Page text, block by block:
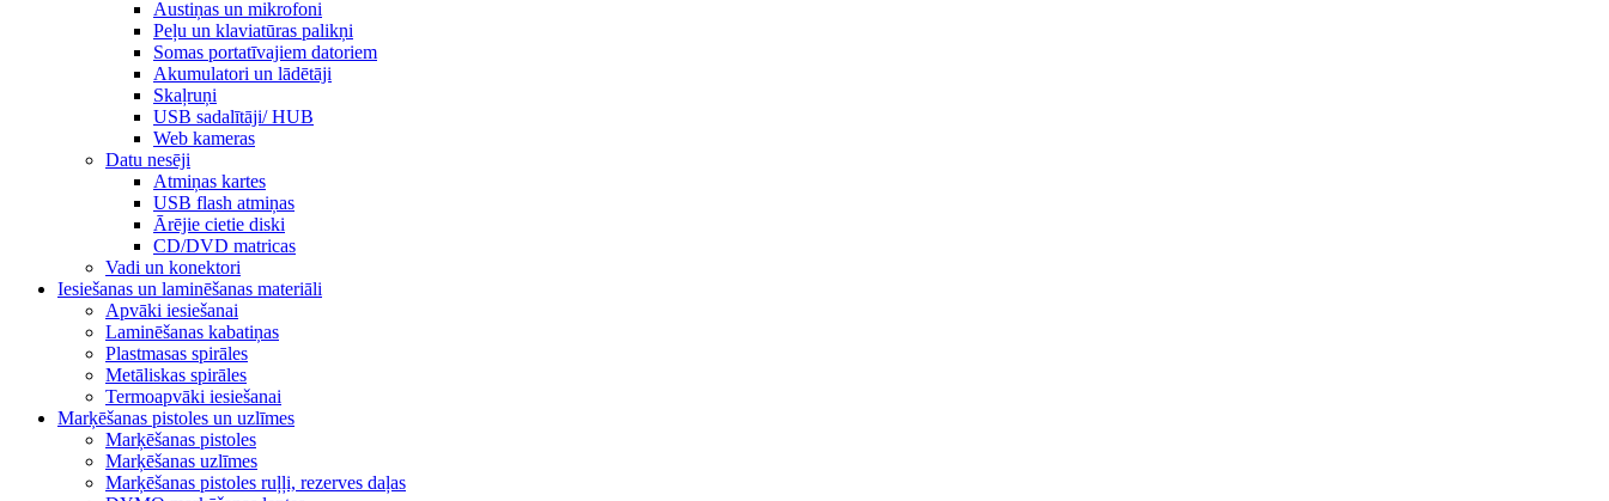
Austiņas un mikrofoni
Peļu un klaviatūras palikņi
Somas portatīvajiem datoriem
Akumulatori un lādētāji
Skaļruņi
USB sadalītāji/ HUB
Web kameras
Datu nesēji
Atmiņas kartes
USB flash atmiņas
Ārējie cietie diski
CD/DVD matricas
Vadi un konektori
Iesiešanas un laminēšanas materiāli
Apvāki iesiešanai
Laminēšanas kabatiņas
Plastmasas spirāles
Metāliskas spirāles
Termoapvāki iesiešanai
Marķēšanas pistoles un uzlīmes
Marķēšanas pistoles
Marķēšanas uzlīmes
Marķēšanas pistoles ruļļi, rezerves daļas